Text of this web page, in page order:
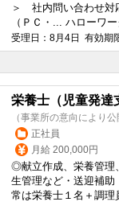
＞ 社内問い合わせ対
（ＰＣ・... ハローワ
受理日：8月4日 有効期
栄養士（児童発達
（事業所の意向により
正社員
月給 200,000円
◎献立作成、栄養管理
生管理など・送迎補
常は栄養士１名＋調